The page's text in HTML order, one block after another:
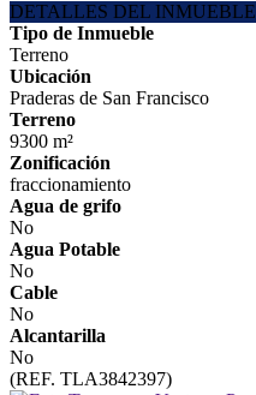
DETALLES DEL INMUEBLE
Tipo de Inmueble
Terreno
Ubicación
Praderas de San Francisco
Terreno
9300 m²
Zonificación
fraccionamiento
Agua de grifo
No
Agua Potable
No
Cable
No
Alcantarilla
No
(REF. TLA3842397)